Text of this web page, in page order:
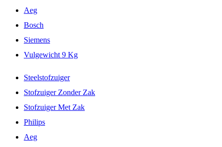
Aeg
Bosch
Siemens
Vulgewicht 9 Kg
Steelstofzuiger
Stofzuiger Zonder Zak
Stofzuiger Met Zak
Philips
Aeg